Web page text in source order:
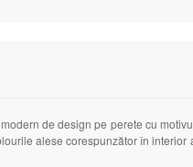
de design pe perete cu
alese corespunzător în